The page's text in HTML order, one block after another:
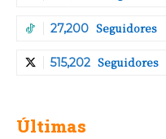
27,200 Seguidores
515,202 Seguidores
Últimas